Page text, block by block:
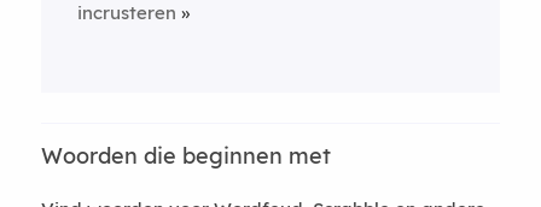
incrusteren
Woorden die beginnen met